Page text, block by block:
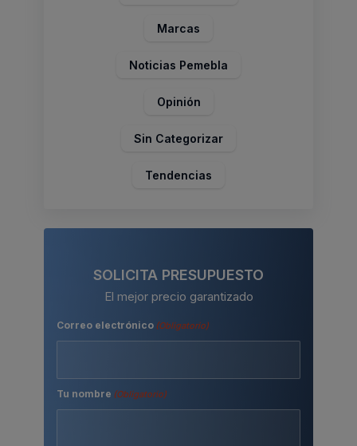
Marcas
Noticias Pemebla
Opinión
Sin Categorizar
Tendencias
SOLICITA PRESUPUESTO
El mejor precio garantizado
Correo electrónico (Obligatorio)
Tu nombre (Obligatorio)